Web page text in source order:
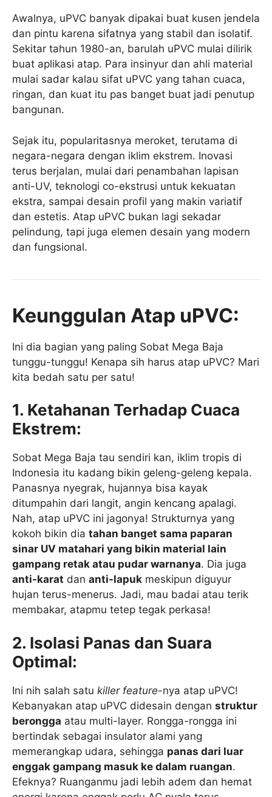
Awalnya, uPVC banyak dipakai buat kusen jendela
dan pintu karena sifatnya yang stabil dan isolatif.
Sekitar tahun 1980-an, barulah uPVC mulai dilirik
buat aplikasi atap. Para insinyur dan ahli material
mulai sadar kalau sifat uPVC yang tahan cuaca,
ringan, dan kuat itu pas banget buat jadi penutup
bangunan.
Sejak itu, popularitasnya meroket, terutama di
negara-negara dengan iklim ekstrem. Inovasi
terus berjalan, mulai dari penambahan lapisan
anti-UV, teknologi co-ekstrusi untuk kekuatan
ekstra, sampai desain profil yang makin variatif
dan estetis. Atap uPVC bukan lagi sekadar
pelindung, tapi juga elemen desain yang modern
dan fungsional.
Keunggulan Atap uPVC:
Ini dia bagian yang paling Sobat Mega Baja
tunggu-tunggu! Kenapa sih harus atap uPVC? Mari
kita bedah satu per satu!
1. Ketahanan Terhadap Cuaca
Ekstrem:
Sobat Mega Baja tau sendiri kan, iklim tropis di
Indonesia itu kadang bikin geleng-geleng kepala.
Panasnya nyegrak, hujannya bisa kayak
ditumpahin dari langit, angin kencang apalagi.
Nah, atap uPVC ini jagonya! Strukturnya yang
kokoh bikin dia tahan banget sama paparan
sinar UV matahari yang bikin material lain
gampang retak atau pudar warnanya. Dia juga
anti-karat dan anti-lapuk meskipun diguyur
hujan terus-menerus. Jadi, mau badai atau terik
membakar, atapmu tetep tegak perkasa!
2. Isolasi Panas dan Suara
Optimal:
Ini nih salah satu killer feature-nya atap uPVC!
Kebanyakan atap uPVC didesain dengan struktur
berongga atau multi-layer. Rongga-rongga ini
bertindak sebagai insulator alami yang
memerangkap udara, sehingga panas dari luar
enggak gampang masuk ke dalam ruangan.
Efeknya? Ruanganmu jadi lebih adem dan hemat